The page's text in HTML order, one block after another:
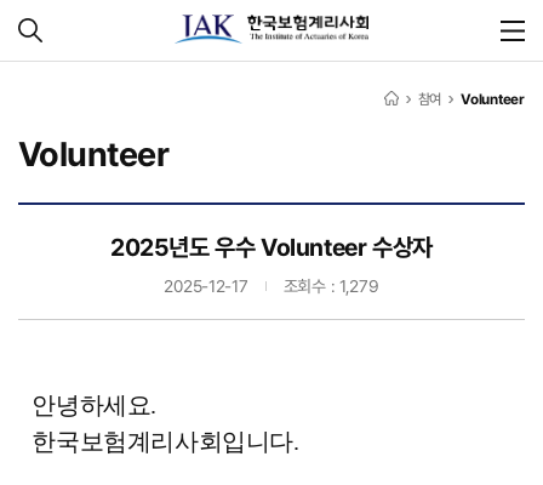
참여 Volunteer
Volunteer
2025년도 우수 Volunteer 수상자
2025-12-17 조회수 : 1,279
안녕하세요.
한국보험계리사회입니다.